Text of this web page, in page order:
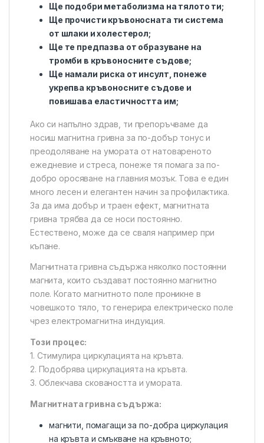
Ще подобри метаболизма на тялото ти;
Ще прочисти кръвоносната ти система
от шлаки и холестерол;
Ще те предпазва от образуване на
тромби в кръвоносните съдове;
Ще намали риска от инсулт, понеже
укрепва кръвоносните съдове и
повишава еластичността им;
Ако си напълно здрав, ти препоръчваме да
носиш магнитна гривна за по-добър тонус и
преодоляване на умората от натовареното
ежедневие и стреса, понеже тя помага за по-
добро оросяване на главния мозък. Това е един
много лесен и елегантен начин за профилактика.
За да има добър и траен ефект, магнитната
гривна трябва да се носи постоянно.
Естествено, може да се сваля например при
къпане.
Магнитната гривна съдържа няколко постоянни
магнита, които създават постоянно магнитно
поле. Когато магнитното поле проникне в
човешкото тяло, то генерира електрическо поле
чрез електромагнитна индукция.
Този процес:
1. Стимулира циркулацията на кръвта.
2. Подобрява циркулацията на кръвта.
3. Облекчава сковаността и умората.
Магнитната гривна съдържа:
магнити, помагащи за по-добра циркулация
на кръвта и смъкване на кръвното;